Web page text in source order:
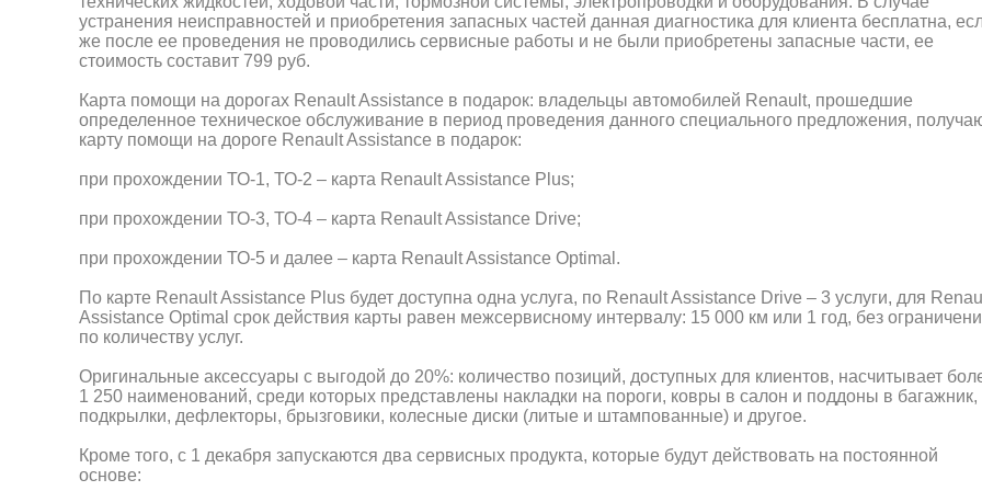
устранения неисправностей и приобретения запасных частей данная диагностика для клиента бесплатна,
же после ее проведения не проводились сервисные работы и не были приобретены запасные части, ее
стоимость составит 799 руб.
Карта помощи на дорогах Renault Assistance в подарок: владельцы автомобилей Renault, прошедшие
определенное техническое обслуживание в период проведения данного специального предложения,
карту помощи на дороге Renault Assistance в подарок:
при прохождении ТО-1, ТО-2 – карта Renault Assistance Plus;
при прохождении ТО-3, ТО-4 – карта Renault Assistance Drive;
при прохождении ТО-5 и далее – карта Renault Assistance Optimal.
По карте Renault Assistance Plus будет доступна одна услуга, по Renault Assistance Drive – 3 услуги, для
Assistance Optimal срок действия карты равен межсервисному интервалу: 15 000 км или 1 год, без
по количеству услуг.
Оригинальные аксессуары с выгодой до 20%: количество позиций, доступных для клиентов, насчитывает
1 250 наименований, среди которых представлены накладки на пороги, ковры в салон и поддоны в багажник,
подкрылки, дефлекторы, брызговики, колесные диски (литые и штампованные) и другое.
Кроме того, с 1 декабря запускаются два сервисных продукта, которые будут действовать на постоянной
основе: